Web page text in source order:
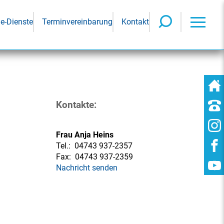
Dienste Terminvereinbarung Kontakt
Kontakte:
Frau Anja Heins
Tel.: 04743 937-2357
Fax: 04743 937-2359
Nachricht senden